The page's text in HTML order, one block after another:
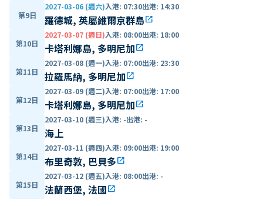
第9日
2027-03-06 (週六)入港: 07:30出港: 14:30
羅德城, 英屬維爾京群島open_in_new
第10日
2027-03-07 (週日)入港: 08:00出港: 18:00
卡塔利娜島, 多明尼加open_in_new
第11日
2027-03-08 (週一)入港: 07:00出港: 23:30
拉羅馬納, 多明尼加open_in_new
第12日
2027-03-09 (週二)入港: 07:00出港: 17:00
卡塔利娜島, 多明尼加open_in_new
第13日
2027-03-10 (週三)入港: -出港: -
海上
第14日
2027-03-11 (週四)入港: 09:00出港: 19:00
布里奇敦, 巴貝多open_in_new
第15日
2027-03-12 (週五)入港: 08:00出港: -
法蘭西堡, 法國open_in_new